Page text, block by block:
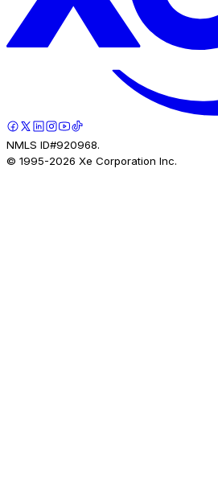
NMLS ID#920968.
© 1995-2026 Xe Corporation Inc.